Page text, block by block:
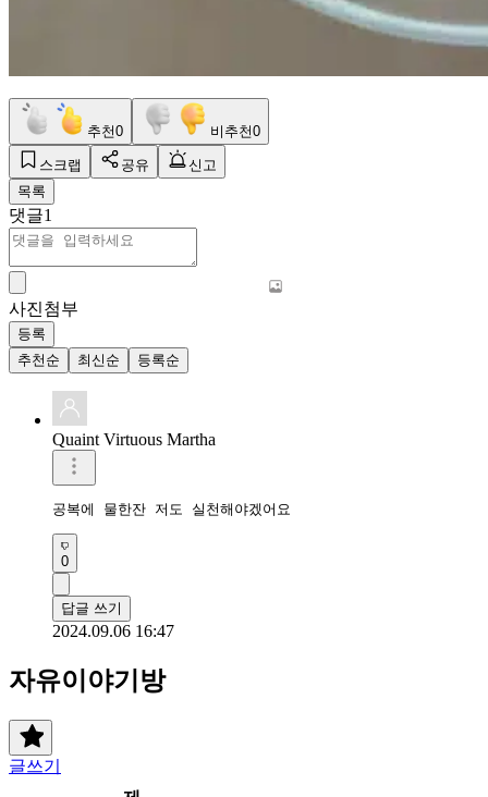
추천0 비추천0
스크랩 공유
신고
목록
댓글1
사진첨부
등록
추천순
최신순 등록순
Quaint Virtuous Martha
공복에 물한잔 저도 실천해야겠어요
0
답글 쓰기
2024.09.06 16:47
자유이야기방
글쓰기